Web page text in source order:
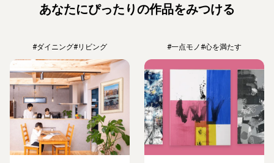
あなたにぴったりの作品をみつける
#ダイニング#リビング #一点モノ#心を満たす